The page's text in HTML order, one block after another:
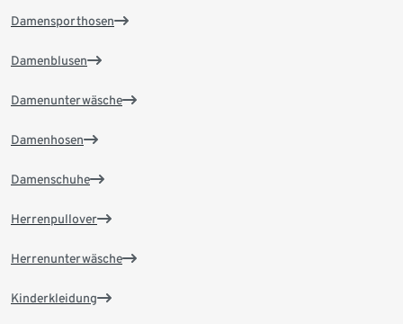
Damensporthosen
Damenblusen
Damenunterwäsche
Damenhosen
Damenschuhe
Herrenpullover
Herrenunterwäsche
Kinderkleidung